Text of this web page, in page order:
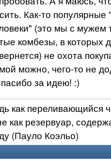
Как-то
(это мы с мужем
комбезы, в которых
не охота
можно, чего-то не
за идею! :)
как переливающийся
как резервуар,
(Пауло Коэльо)